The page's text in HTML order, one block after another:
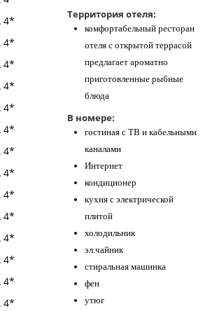
Территория отеля:
комфортабельный ресторан
отеля с открытой террасой
предлагает ароматно
приготовленные рыбные
блюда
В номере:
гостиная с ТВ и кабельными
каналами
Интернет
кондиционер
кухня с электрической
плитой
холодильник
эл.чайник
стиральная машинка
фен
утюг